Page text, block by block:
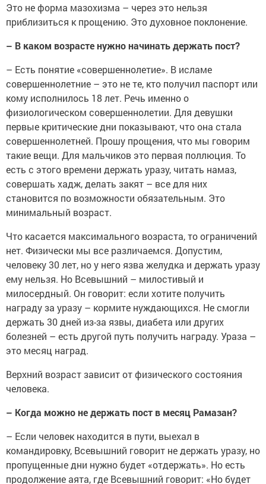
Это не форма мазохизма – через это нельзя
приблизиться к прощению. Это духовное поклонение.
– В каком возрасте нужно начинать держать пост?
– Есть понятие «совершеннолетие». В исламе
совершеннолетние – это не те, кто получил паспорт или
кому исполнилось 18 лет. Речь именно о
физиологическом совершеннолетии. Для девушки
первые критические дни показывают, что она стала
совершеннолетней. Прошу прощения, что мы говорим
такие вещи. Для мальчиков это первая поллюция. То
есть с этого времени держать уразу, читать намаз,
совершать хадж, делать закят – все для них
становится по возможности обязательным. Это
минимальный возраст.
Что касается максимального возраста, то ограничений
нет. Физически мы все различаемся. Допустим,
человеку 30 лет, но у него язва желудка и держать уразу
ему нельзя. Но Всевышний – милостивый и
милосердный. Он говорит: если хотите получить
награду за уразу – кормите нуждающихся. Не смогли
держать 30 дней из-за язвы, диабета или других
болезней – есть другой путь получить награду. Ураза –
это месяц наград.
Верхний возраст зависит от физического состояния
человека.
– Когда можно не держать пост в месяц Рамазан?
– Если человек находится в пути, выехал в
командировку, Всевышний говорит не держать уразу, но
пропущенные дни нужно будет «отдержать». Но есть
продолжение аята, где Всевышний говорит: «Но будет